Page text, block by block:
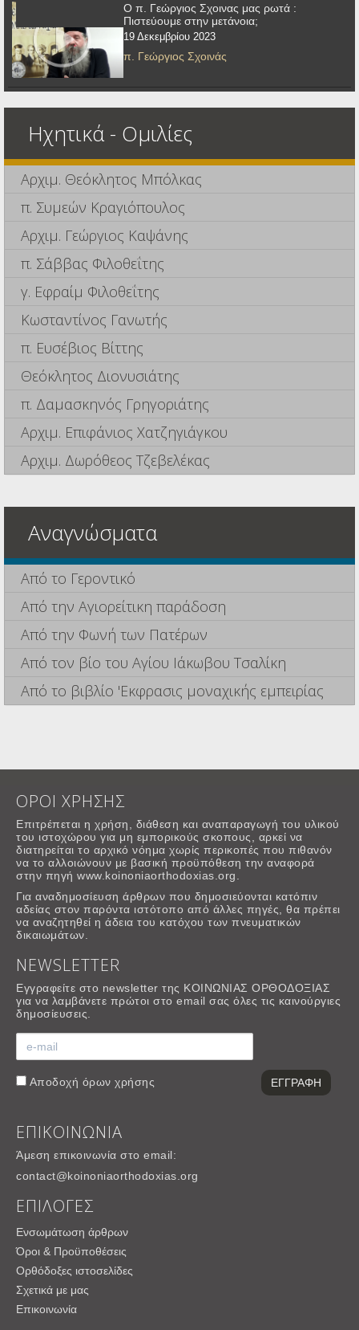
Ο π. Γεώργιος Σχοινας μας ρωτά :
Πιστεύουμε στην μετάνοια;
19 Δεκεμβρίου 2023
π. Γεώργιος Σχοινάς
Ηχητικά - Ομιλίες
Αρχιμ. Θεόκλητος Μπόλκας
π. Συμεών Κραγιόπουλος
Αρχιμ. Γεώργιος Καψάνης
π. Σάββας Φιλοθεΐτης
γ. Εφραίμ Φιλοθεΐτης
Κωσταντίνος Γανωτής
π. Ευσέβιος Βίττης
Θεόκλητος Διονυσιάτης
π. Δαμασκηνός Γρηγοριάτης
Αρχιμ. Επιφάνιος Χατζηγιάγκου
Αρχιμ. Δωρόθεος Τζεβελέκας
Αναγνώσματα
Από το Γεροντικό
Από την Αγιορείτικη παράδοση
Από την Φωνή των Πατέρων
Από τον βίο του Αγίου Ιάκωβου Τσαλίκη
Από το βιβλίο 'Εκφρασις μοναχικής εμπειρίας
ΟΡΟΙ ΧΡΗΣΗΣ
Επιτρέπεται η χρήση, διάθεση και αναπαραγωγή του υλικού
του ιστοχώρου για μη εμπορικούς σκοπους, αρκεί να
διατηρείται το αρχικό νόημα χωρίς περικοπές που πιθανόν
να το αλλοιώνουν με βασική προϋπόθεση την αναφορά
στην πηγή www.koinoniaorthodoxias.org.
Για αναδημοσίευση άρθρων που δημοσιεύονται κατόπιν
αδείας στον παρόντα ιστότοπο από άλλες πηγές, θα πρέπει
να αναζητηθεί η άδεια του κατόχου των πνευματικών
δικαιωμάτων.
NEWSLETTER
Εγγραφείτε στο newsletter της ΚΟΙΝΩΝΙΑΣ ΟΡΘΟΔΟΞΙΑΣ
για να λαμβάνετε πρώτοι στο email σας όλες τις καινούργιες
δημοσίευσεις.
Αποδοχή όρων χρήσης
ΕΠΙΚΟΙΝΩΝΙΑ
Άμεση επικοινωνία στο email:
contact@koinoniaorthodoxias.org
ΕΠΙΛΟΓΕΣ
Ενσωμάτωση άρθρων
Όροι & Προϋποθέσεις
Ορθόδοξες ιστοσελίδες
Σχετικά με μας
Επικοινωνία